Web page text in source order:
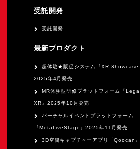
受託開発
受託開発
最新プロダクト
超体験★販促システム『XR Showcase
2025年4月発売
MR体験型研修プラットフォーム『
XR』2025年10月発売
バーチャルイベントプラットフォーム
『MetaLiveStage』2025年11月発売
3D空間キャプチャーアプリ『Qoocan』